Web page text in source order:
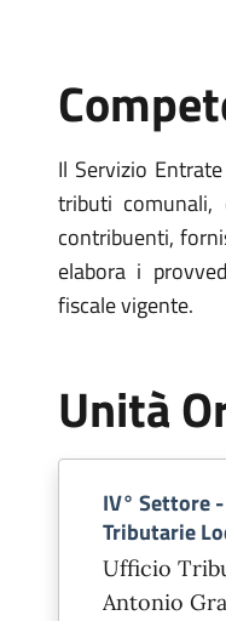
Il Servizio
tributi
contribuenti,
elabora i
fiscale vigente.
Unità
IV° Settore
Tributarie
Ufficio
Antonio